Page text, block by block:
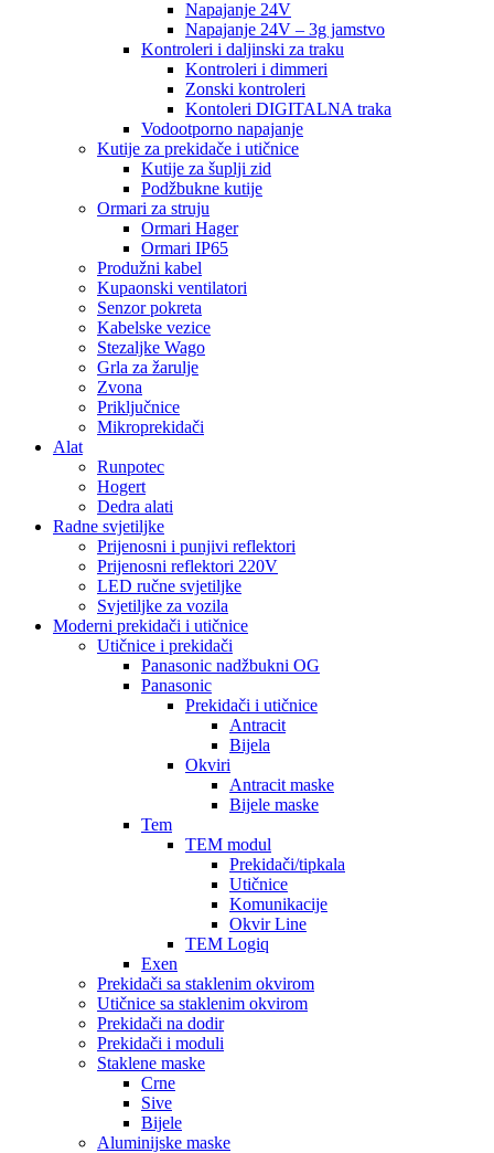
Napajanje 24V
Napajanje 24V – 3g jamstvo
Kontroleri i daljinski za traku
Kontroleri i dimmeri
Zonski kontroleri
Kontoleri DIGITALNA traka
Vodootporno napajanje
Kutije za prekidače i utičnice
Kutije za šuplji zid
Podžbukne kutije
Ormari za struju
Ormari Hager
Ormari IP65
Produžni kabel
Kupaonski ventilatori
Senzor pokreta
Kabelske vezice
Stezaljke Wago
Grla za žarulje
Zvona
Priključnice
Mikroprekidači
Alat
Runpotec
Hogert
Dedra alati
Radne svjetiljke
Prijenosni i punjivi reflektori
Prijenosni reflektori 220V
LED ručne svjetiljke
Svjetiljke za vozila
Moderni prekidači i utičnice
Utičnice i prekidači
Panasonic nadžbukni OG
Panasonic
Prekidači i utičnice
Antracit
Bijela
Okviri
Antracit maske
Bijele maske
Tem
TEM modul
Prekidači/tipkala
Utičnice
Komunikacije
Okvir Line
TEM Logiq
Exen
Prekidači sa staklenim okvirom
Utičnice sa staklenim okvirom
Prekidači na dodir
Prekidači i moduli
Staklene maske
Crne
Sive
Bijele
Aluminijske maske